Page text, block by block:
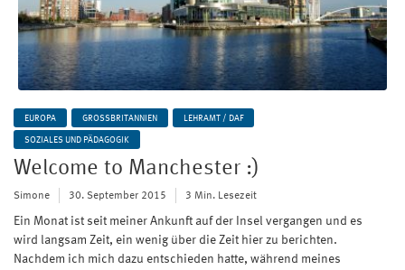
EUROPA GROSSBRITANNIEN LEHRAMT / DAF
SOZIALES UND PÄDAGOGIK
Welcome to Manchester :)
Simone 30. September 2015 3 Min. Lesezeit
Ein Monat ist seit meiner Ankunft auf der Insel vergangen und es
wird langsam Zeit, ein wenig über die Zeit hier zu berichten.
Nachdem ich mich dazu entschieden hatte, während meines